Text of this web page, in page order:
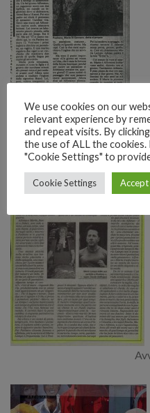
Il
We use cookies on our
relevant experience by
and repeat visits. By
the use of ALL the
"Cookie Settings" to
Cookie Settings Accept